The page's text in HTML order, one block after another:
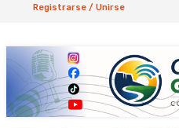
Registrarse / Unirse